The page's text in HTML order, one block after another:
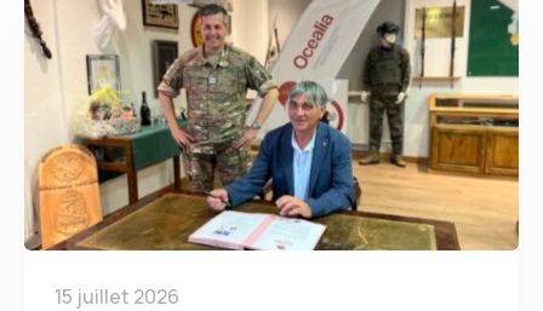
15 juillet 2026